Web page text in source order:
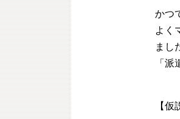
かつ
よく
まし
「派
【仮